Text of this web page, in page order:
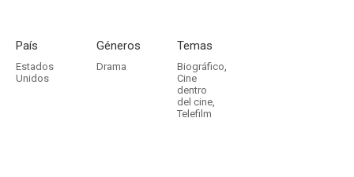
País
Estados
Unidos
Géneros
Drama
Temas
Biográfico,
Cine
dentro
del cine,
Telefilm